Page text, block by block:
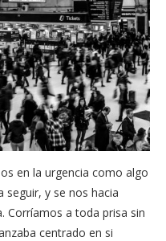
en la urgencia como algo
y se nos hacia
Corríamos a toda prisa sin
centrado en si